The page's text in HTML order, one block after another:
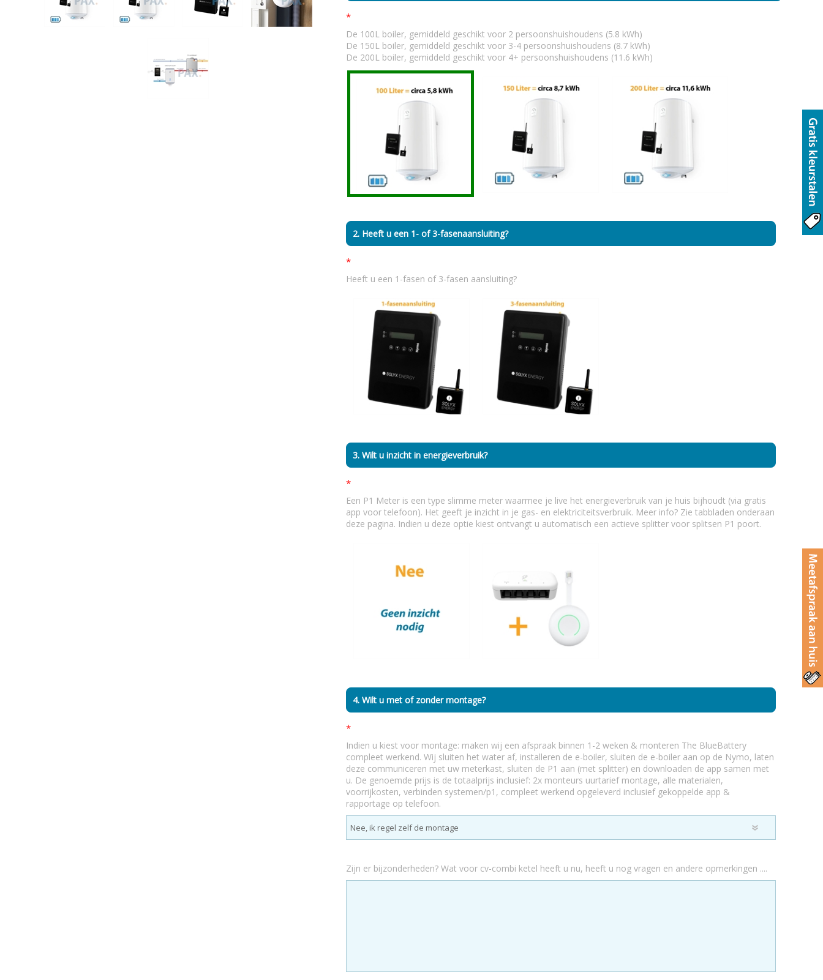
*
De 100L boiler, gemiddeld geschikt voor 2 persoonshuishoudens (5.8 kWh)
De 150L boiler, gemiddeld geschikt voor 3-4 persoonshuishoudens (8.7 kWh)
De 200L boiler, gemiddeld geschikt voor 4+ persoonshuishoudens (11.6 kWh)
2. Heeft u een 1- of 3-fasenaansluiting?
*
Heeft u een 1-fasen of 3-fasen aansluiting?
3. Wilt u inzicht in energieverbruik?
*
Een P1 Meter is een type slimme meter waarmee je live het energieverbruik van je huis bijhoudt (via gratis
app voor telefoon). Het geeft je inzicht in je gas- en elektriciteitsverbruik. Meer info? Zie tabbladen onderaan
deze pagina. Indien u deze optie kiest ontvangt u automatisch een actieve splitter voor splitsen P1 poort.
4. Wilt u met of zonder montage?
*
Indien u kiest voor montage: maken wij een afspraak binnen 1-2 weken & monteren The BlueBattery
compleet werkend. Wij sluiten het water af, installeren de e-boiler, sluiten de e-boiler aan op de Nymo, laten
deze communiceren met uw meterkast, sluiten de P1 aan (met splitter) en downloaden de app samen met
u. De genoemde prijs is de totaalprijs inclusief: 2x monteurs uurtarief montage, alle materialen,
voorrijkosten, verbinden systemen/p1, compleet werkend opgeleverd inclusief gekoppelde app &
rapportage op telefoon.
Zijn er bijzonderheden? Wat voor cv-combi ketel heeft u nu, heeft u nog vragen en andere opmerkingen ....